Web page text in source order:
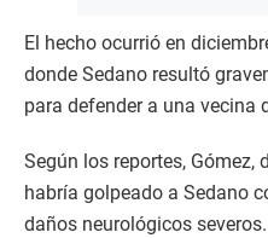
El hecho ocurrió en
donde Sedano resultó
para defender a una vecina
Según los reportes, Gómez,
habría golpeado a Sedano
daños neurológicos